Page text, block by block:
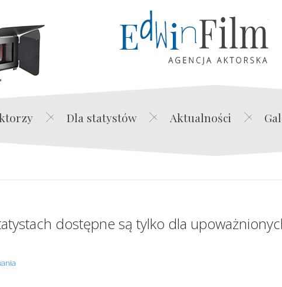
Dla statystów Aktualności
dostępne są tylko dla